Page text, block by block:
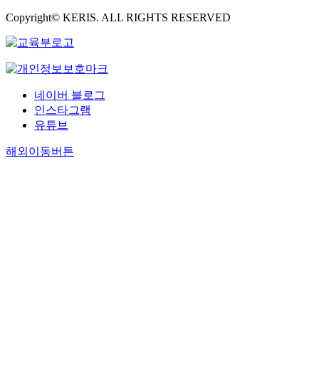
Copyright© KERIS. ALL RIGHTS RESERVED
네이버 블로그
인스타그램
유튜브
해외이동버튼